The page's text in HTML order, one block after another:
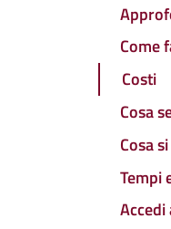
Come
Costi
Cosa
Cosa
Tempi